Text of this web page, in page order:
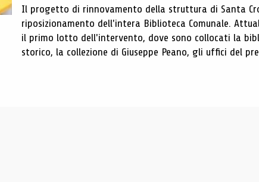
Il progetto di rinnovamento della struttura di Santa
riposizionamento dell'intera Biblioteca Comunale.
il primo lotto dell'intervento, dove sono collocati la
storico, la collezione di Giuseppe Peano, gli uffici del